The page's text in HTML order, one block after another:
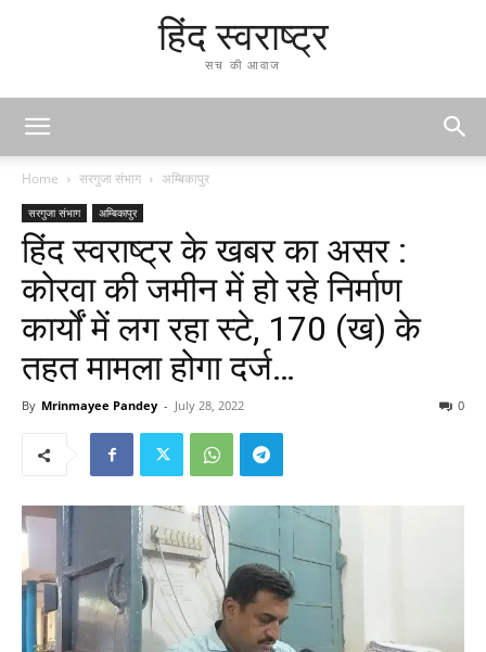
हिंद स्वराष्ट्र
सच की आवाज
Home सरगुजा संभाग अम्बिकापुर
सरगुजा संभाग अम्बिकापुर
हिंद स्वराष्ट्र के खबर का असर :
कोरवा की जमीन में हो रहे निर्माण
कार्यों में लग रहा स्टे, 170 (ख) के
तहत मामला होगा दर्ज…
By Mrinmayee Pandey - July 28, 2022 0